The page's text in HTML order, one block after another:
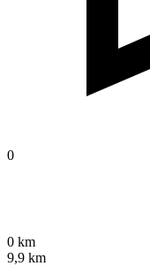
0
0 km
9,9 km